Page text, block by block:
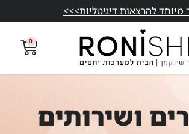
מיוחד להרצאות דיגיטליות>>>
0
ושירותים